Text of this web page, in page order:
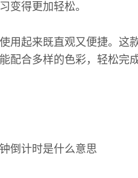
变得更加轻松。
用起来既直观又便捷。这
配合多样的色彩，轻松完